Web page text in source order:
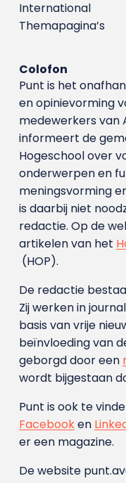
International
Themapagina’s
Colofon
Punt is het
en opinievorming
medewerkers van
informeert de
Hogeschool over
onderwerpen en
meningsvorming
is daarbij niet
redactie. Op de
artikelen van het
(HOP).
De redactie
Zij werken in
basis van vrije
beïnvloeding van
geborgd door een
wordt bijgestaan
Punt is ook te
Facebooken
er een magazine.
De website